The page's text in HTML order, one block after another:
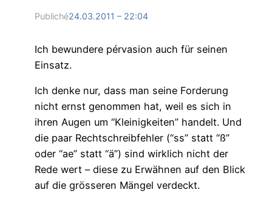
Publiché24.03.2011 – 22:04
Ich bewundere pérvasion auch für seinen
Einsatz.
Ich denke nur, dass man seine Forderung
nicht ernst genommen hat, weil es sich in
ihren Augen um “Kleinigkeiten” handelt. Und
die paar Rechtschreibfehler (“ss” statt “ß”
oder “ae” statt “ä”) sind wirklich nicht der
Rede wert – diese zu Erwähnen auf den Blick
auf die grösseren Mängel verdeckt.